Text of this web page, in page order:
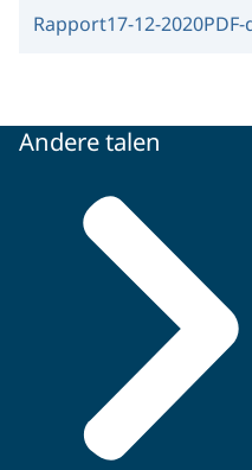
Rapport17-12-2020
Andere talen